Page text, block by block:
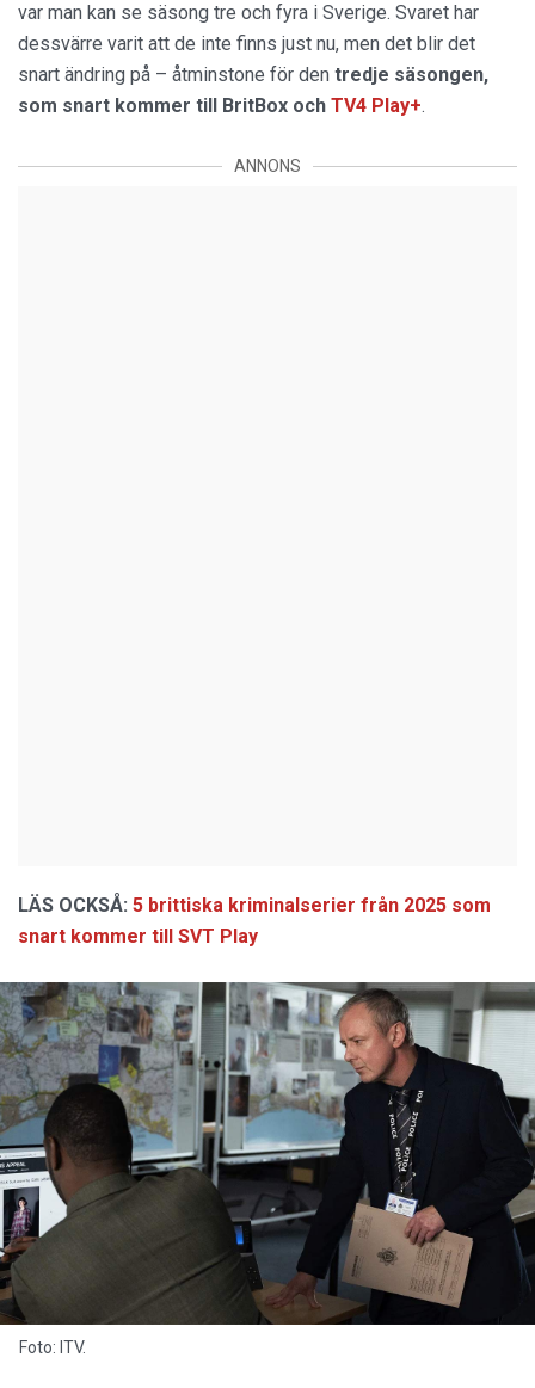
var man kan se säsong tre och fyra i Sverige. Svaret har
dessvärre varit att de inte finns just nu, men det blir det
snart ändring på – åtminstone för den tredje säsongen,
som snart kommer till BritBox och TV4 Play+.
ANNONS
LÄS OCKSÅ: 5 brittiska kriminalserier från 2025 som
snart kommer till SVT Play
Foto: ITV.